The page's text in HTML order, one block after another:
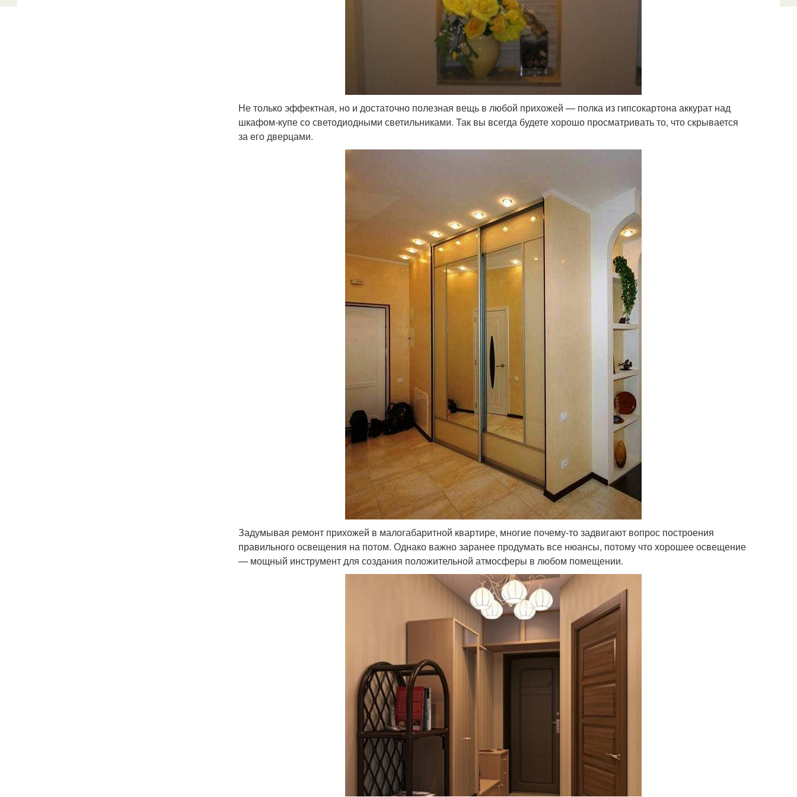
Не только эффектная, но и достаточно полезная вещь в любой прихожей — полка из гипсокартона аккурат над
шкафом-купе со светодиодными светильниками. Так вы всегда будете хорошо просматривать то, что скрывается
за его дверцами.
Задумывая ремонт прихожей в малогабаритной квартире, многие почему-то задвигают вопрос построения
правильного освещения на потом. Однако важно заранее продумать все нюансы, потому что хорошее освещение
— мощный инструмент для создания положительной атмосферы в любом помещении.